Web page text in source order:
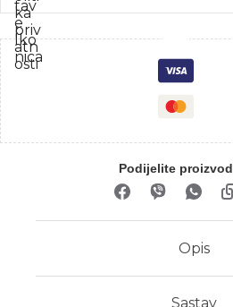
Podijelite proizvod
Opis
Sastav